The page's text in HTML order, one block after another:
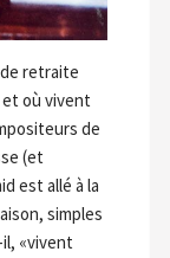
de retraite
où vivent
de
(et
est allé à la
simples
«vivent